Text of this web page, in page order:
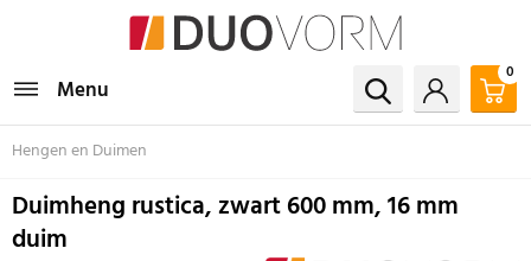
Menu
0
Hengen en Duimen
Duimheng rustica, zwart 600 mm, 16 mm
duim